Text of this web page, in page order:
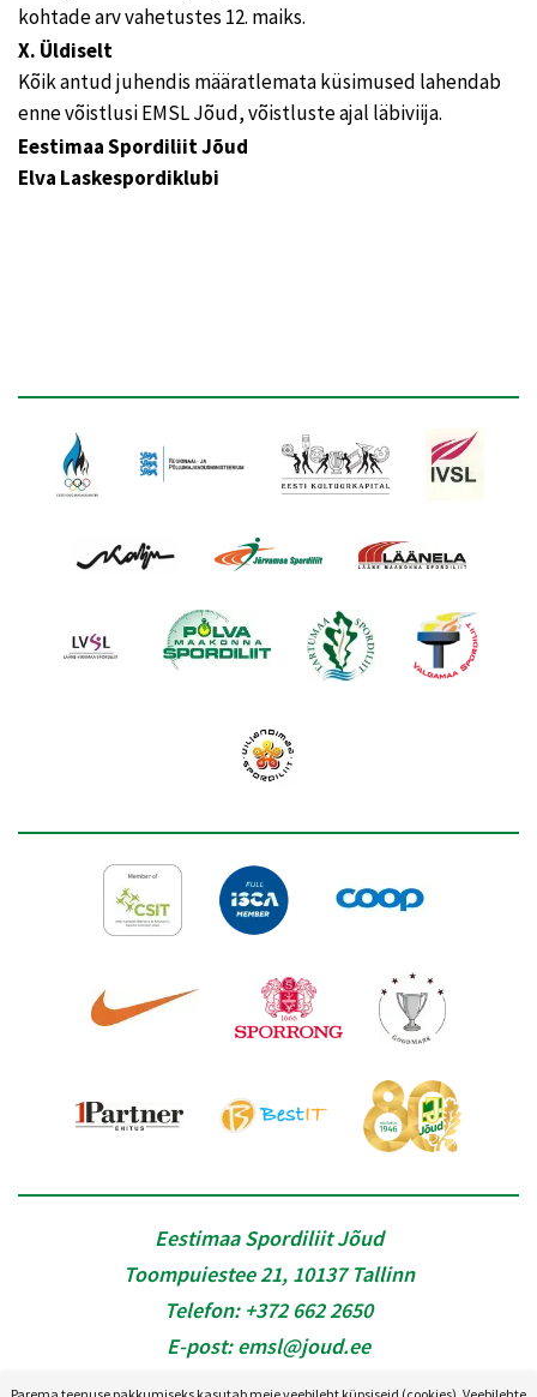
kohtade arv vahetustes 12. maiks.
X. Üldiselt
Kõik antud juhendis määratlemata küsimused lahendab
enne võistlusi EMSL Jõud, võistluste ajal läbiviija.
Eestimaa Spordiliit Jõud
Elva Laskespordiklubi
Eestimaa Spordiliit Jõud
Toompuiestee 21, 10137 Tallinn
Telefon: +372 662 2650
E-post:emsl@joud.ee